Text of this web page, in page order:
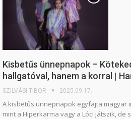
Kisbetűs ünnepnapok –
hallgatóval, hanem a korral |
SZILVÁSI TIBOR 2025.09.17.
A kisbetűs ünnepnapok egyfajta magyar
mint a Hiperkarma vagy a Lóci játszik, de